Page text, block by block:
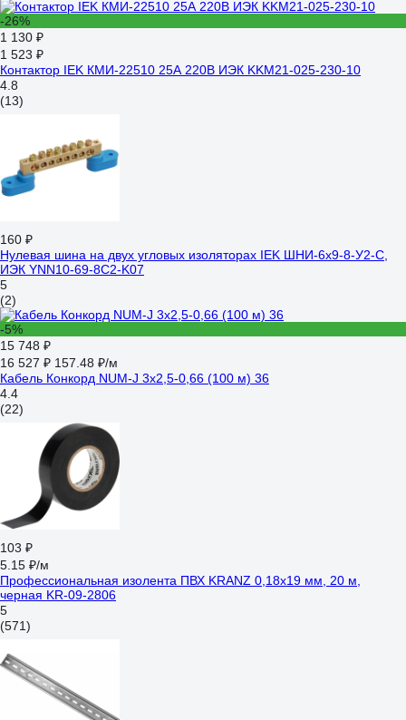
-26%
1 130 ₽
1 523 ₽
Контактор IEK КМИ-22510 25А 220В ИЭК KKM21-025-230-10
4.8
(13)
160 ₽
Нулевая шина на двух угловых изоляторах IEK ШНИ-6x9-8-У2-С,
ИЭК YNN10-69-8C2-K07
5
(2)
-5%
15 748 ₽
16 527 ₽ 157.48 ₽/м
Кабель Конкорд NUM-J 3х2,5-0,66 (100 м) 36
4.4
(22)
103 ₽
5.15 ₽/м
Профессиональная изолента ПВХ KRANZ 0,18х19 мм, 20 м,
черная KR-09-2806
5
(571)